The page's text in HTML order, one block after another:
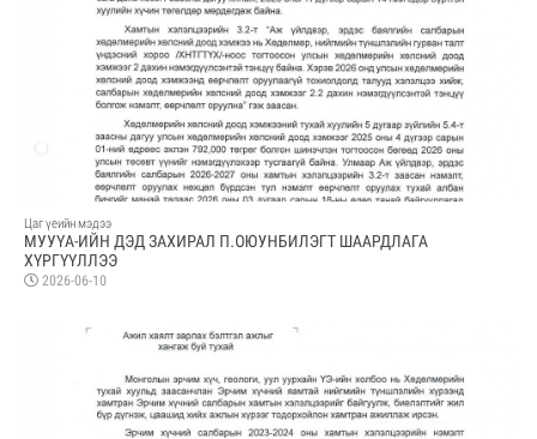
Цаг үеийн мэдээ
МУУҮА-ИЙН ДЭД ЗАХИРАЛ П.ОЮУНБИЛЭГТ ШААРДЛАГА
ХҮРГҮҮЛЛЭЭ
2026-06-10